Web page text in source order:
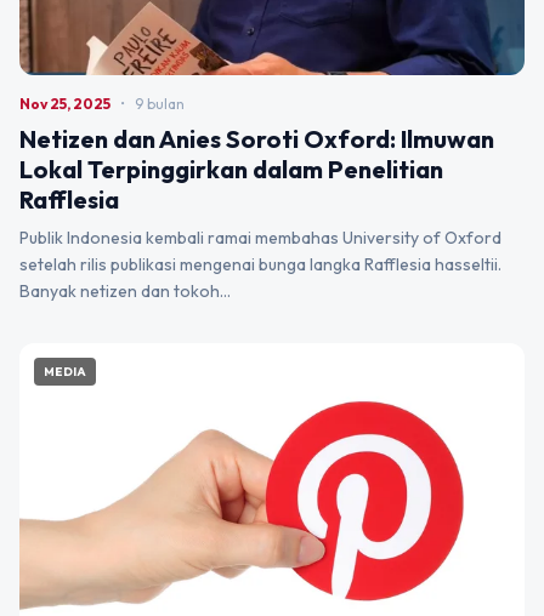
Nov 25, 2025 • 9 bulan
Netizen dan Anies Soroti Oxford: Ilmuwan
Lokal Terpinggirkan dalam Penelitian
Rafflesia
Publik Indonesia kembali ramai membahas University of Oxford
setelah rilis publikasi mengenai bunga langka Rafflesia hasseltii.
Banyak netizen dan tokoh…
MEDIA